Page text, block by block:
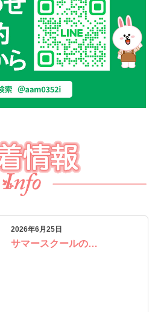
2026年6月25日
サマースクールの…